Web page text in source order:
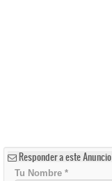
Responder a este Anuncio
Tu Nombre *